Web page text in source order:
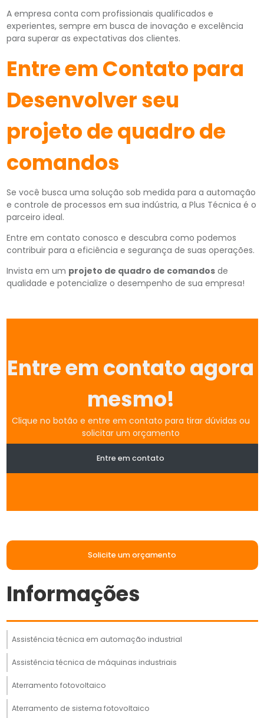
A empresa conta com profissionais qualificados e
experientes, sempre em busca de inovação e excelência
para superar as expectativas dos clientes.
Entre em Contato para
Desenvolver seu
projeto de quadro de
comandos
Se você busca uma solução sob medida para a automação
e controle de processos em sua indústria, a Plus Técnica é o
parceiro ideal.
Entre em contato conosco e descubra como podemos
contribuir para a eficiência e segurança de suas operações.
Invista em um projeto de quadro de comandosde
qualidade e potencialize o desempenho de sua empresa!
Entre em contato agora
mesmo!
Clique no botão e entre em contato para tirar dúvidas ou
solicitar um orçamento
Entre em contato
Solicite um orçamento
Informações
Assistência técnica em automação industrial
Assistência técnica de máquinas industriais
Aterramento fotovoltaico
Aterramento de sistema fotovoltaico